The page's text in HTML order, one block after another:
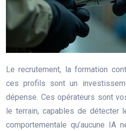
Le recrutement, la formation
ces profils sont un
dépense. Ces opérateurs sont
le terrain, capables de détecter
comportementale qu’aucune IA